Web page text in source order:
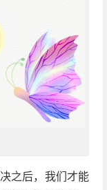
之后，我们才能